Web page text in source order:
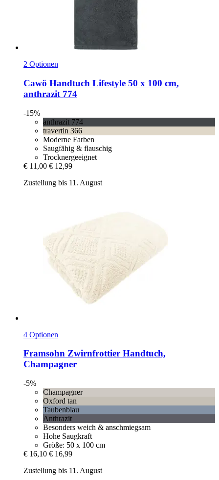
2 Optionen
Cawö Handtuch Lifestyle 50 x 100 cm,
anthrazit 774
-15%
anthrazit 774
travertin 366
Moderne Farben
Saugfähig & flauschig
Trocknergeeignet
€ 11,00 € 12,99
Zustellung bis 11. August
4 Optionen
Framsohn Zwirnfrottier Handtuch,
Champagner
-5%
Champagner
Oxford tan
Taubenblau
Anthrazit
Besonders weich & anschmiegsam
Hohe Saugkraft
Größe: 50 x 100 cm
€ 16,10 € 16,99
Zustellung bis 11. August